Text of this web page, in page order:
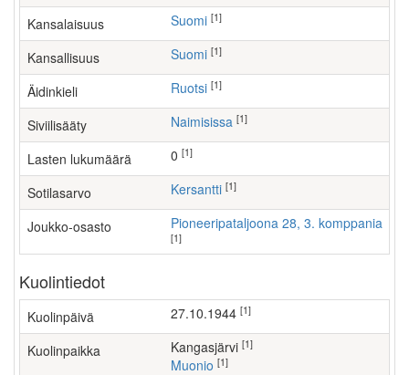
Kansalaisuus Suomi [1]
Kansallisuus Suomi [1]
Äidinkieli Ruotsi [1]
Siviilisääty Naimisissa [1]
Lasten lukumäärä [1]
Sotilasarvo Kersantti [1]
Joukko-osasto Pioneeripataljoona 28, 3. komppania
[1]
Kuolintiedot
Kuolinpäivä 27.10.1944 [1]
Kuolinpaikka Kangasjärvi [1]
Muonio [1]